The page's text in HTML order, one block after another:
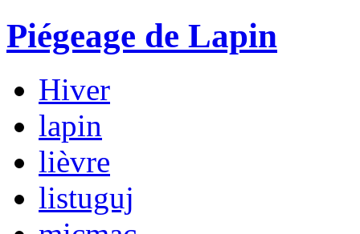
Piégeage de Lapin
Hiver
lapin
lièvre
listuguj